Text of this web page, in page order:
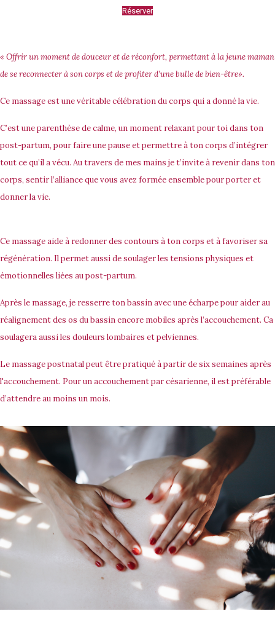
Réserver
« Offrir un moment de douceur et de réconfort, permettant à la jeune maman
de se reconnecter à son corps et de profiter d’une bulle de bien-être».
Ce massage est une véritable célébration du corps qui a donné la vie.
C’est une parenthèse de calme, un moment relaxant pour toi dans ton
post-partum, pour faire une pause et permettre à ton corps d’intégrer
tout ce qu’il a vécu. Au travers de mes mains je t’invite à revenir dans ton
corps, sentir l’alliance que vous avez formée ensemble pour porter et
donner la vie.
Ce massage aide à redonner des contours à ton corps et à favoriser sa
régénération. Il permet aussi de soulager les tensions physiques et
émotionnelles liées au post-partum.
Après le massage, je resserre ton bassin avec une écharpe pour aider au
réalignement des os du bassin encore mobiles après l’accouchement. Ca
soulagera aussi les douleurs lombaires et pelviennes.
Le massage postnatal peut être pratiqué à partir desix semaines après
l'accouchement. Pour un accouchement par césarienne, il est préférable
d’attendre au moins un mois.